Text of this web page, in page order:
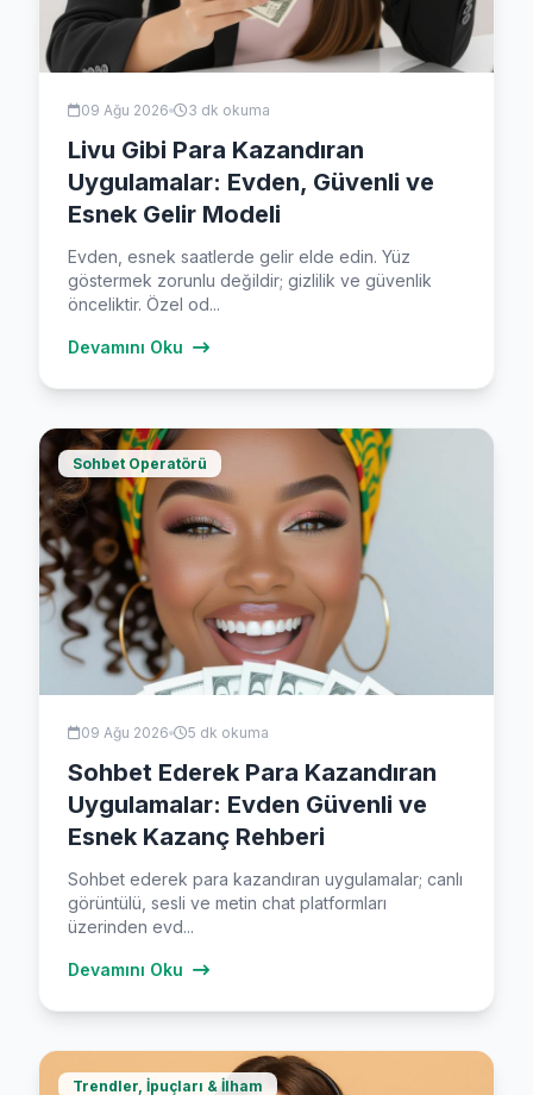
09 Ağu 2026 3 dk okuma
Livu Gibi Para Kazandıran
Uygulamalar: Evden, Güvenli ve
Esnek Gelir Modeli
Evden, esnek saatlerde gelir elde edin. Yüz
göstermek zorunlu değildir; gizlilik ve güvenlik
önceliktir. Özel od...
Devamını Oku
Sohbet Operatörü
09 Ağu 2026 5 dk okuma
Sohbet Ederek Para Kazandıran
Uygulamalar: Evden Güvenli ve
Esnek Kazanç Rehberi
Sohbet ederek para kazandıran uygulamalar; canlı
görüntülü, sesli ve metin chat platformları
üzerinden evd...
Devamını Oku
Trendler, İpuçları & İlham